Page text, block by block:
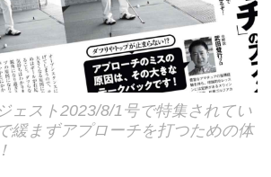
ェスト2023/8/1号で特集されてい
緩まずアプローチを打つための体